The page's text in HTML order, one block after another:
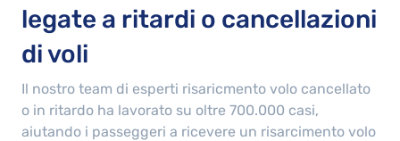
legate a ritardi o cancellazioni
di voli
Il nostro team di esperti risaricmento volo cancellato
o in ritardo ha lavorato su oltre 700.000 casi,
aiutando i passeggeri a ricevere un risarcimento volo